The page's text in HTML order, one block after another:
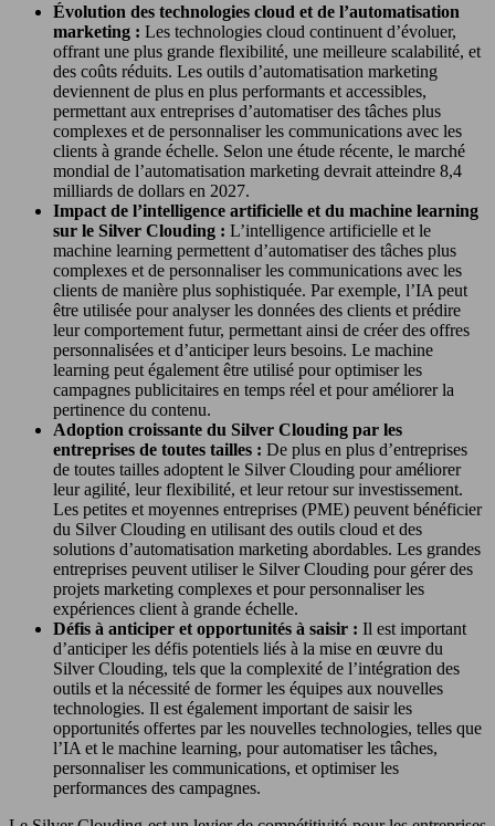
Évolution des technologies cloud et de l’automatisation
marketing : Les technologies cloud continuent d’évoluer,
offrant une plus grande flexibilité, une meilleure scalabilité, et
des coûts réduits. Les outils d’automatisation marketing
deviennent de plus en plus performants et accessibles,
permettant aux entreprises d’automatiser des tâches plus
complexes et de personnaliser les communications avec les
clients à grande échelle. Selon une étude récente, le marché
mondial de l’automatisation marketing devrait atteindre 8,4
milliards de dollars en 2027.
Impact de l’intelligence artificielle et du machine learning
sur le Silver Clouding : L’intelligence artificielle et le
machine learning permettent d’automatiser des tâches plus
complexes et de personnaliser les communications avec les
clients de manière plus sophistiquée. Par exemple, l’IA peut
être utilisée pour analyser les données des clients et prédire
leur comportement futur, permettant ainsi de créer des offres
personnalisées et d’anticiper leurs besoins. Le machine
learning peut également être utilisé pour optimiser les
campagnes publicitaires en temps réel et pour améliorer la
pertinence du contenu.
Adoption croissante du Silver Clouding par les
entreprises de toutes tailles : De plus en plus d’entreprises
de toutes tailles adoptent le Silver Clouding pour améliorer
leur agilité, leur flexibilité, et leur retour sur investissement.
Les petites et moyennes entreprises (PME) peuvent bénéficier
du Silver Clouding en utilisant des outils cloud et des
solutions d’automatisation marketing abordables. Les grandes
entreprises peuvent utiliser le Silver Clouding pour gérer des
projets marketing complexes et pour personnaliser les
expériences client à grande échelle.
Défis à anticiper et opportunités à saisir : Il est important
d’anticiper les défis potentiels liés à la mise en œuvre du
Silver Clouding, tels que la complexité de l’intégration des
outils et la nécessité de former les équipes aux nouvelles
technologies. Il est également important de saisir les
opportunités offertes par les nouvelles technologies, telles que
l’IA et le machine learning, pour automatiser les tâches,
personnaliser les communications, et optimiser les
performances des campagnes.